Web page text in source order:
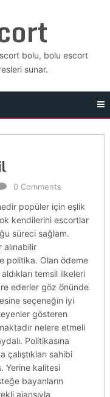
bolu, bolu escort
sunar.
0 Comments
popüler için eşlik
kendilerini escortlar
süreci sağlam.
politika. Olan ödeme
temsil ilkeleri
ederler göz önünde
seçeneğin iyi
gösteren
nelere etmeli
Politikasına
sahibi
Yerine kalitesi
bayanların
ajansıyla